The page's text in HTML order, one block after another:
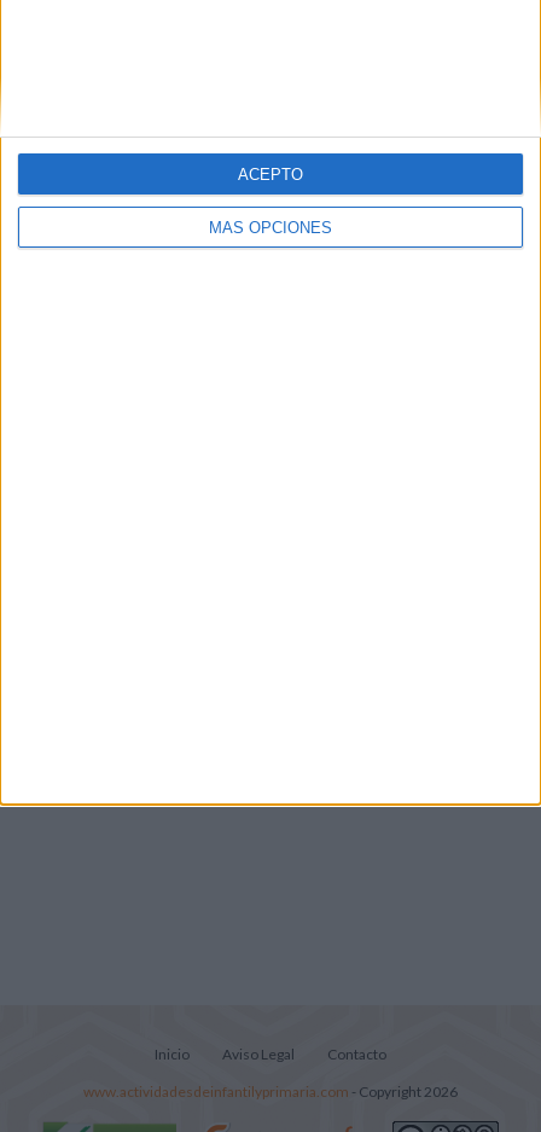
MÁS OPCIONES
ACEPTO
LO MÁS VISITADO
Inicio Aviso Legal Contacto
www.actividadesdeinfantilyprimaria.com - Copyright 2026